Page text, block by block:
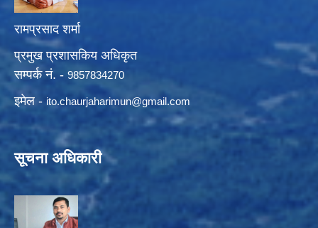
रामप्रसाद शर्मा
प्रमुख प्रशासकिय अधिकृत
सम्पर्क नं. - 9857834270
इमेल - ito.chaurjaharimun@gmail.com
सूचना अधिकारी